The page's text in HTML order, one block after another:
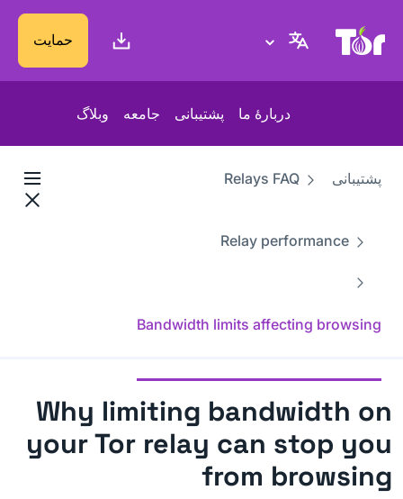
پایگاه وب پروژهٔ تور حمایت
دربارهٔ ما پشتیبانی جامعه وبلاگ
پشتیبانی Relays FAQ
Relay performance
Bandwidth limits affecting browsing
Why limiting bandwidth on
your Tor relay can stop you
from browsing